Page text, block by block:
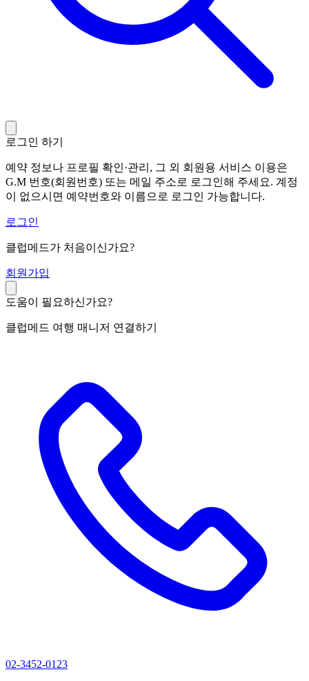
로그인 하기
예약 정보나 프로필 확인·관리, 그 외 회원용 서비스 이용은
G.M 번호(회원번호) 또는 메일 주소로 로그인해 주세요. 계정
이 없으시면 예약번호와 이름으로 로그인 가능합니다.
로그인
클럽메드가 처음이신가요?
회 원가입
도움이 필요하신가요?
클럽메드 여행 매니저 연결하기
02-3452-0123